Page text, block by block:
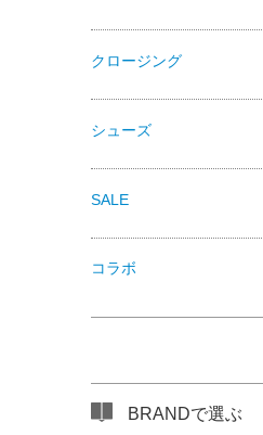
クロージング
シューズ
SALE
コラボ
BRANDで選ぶ